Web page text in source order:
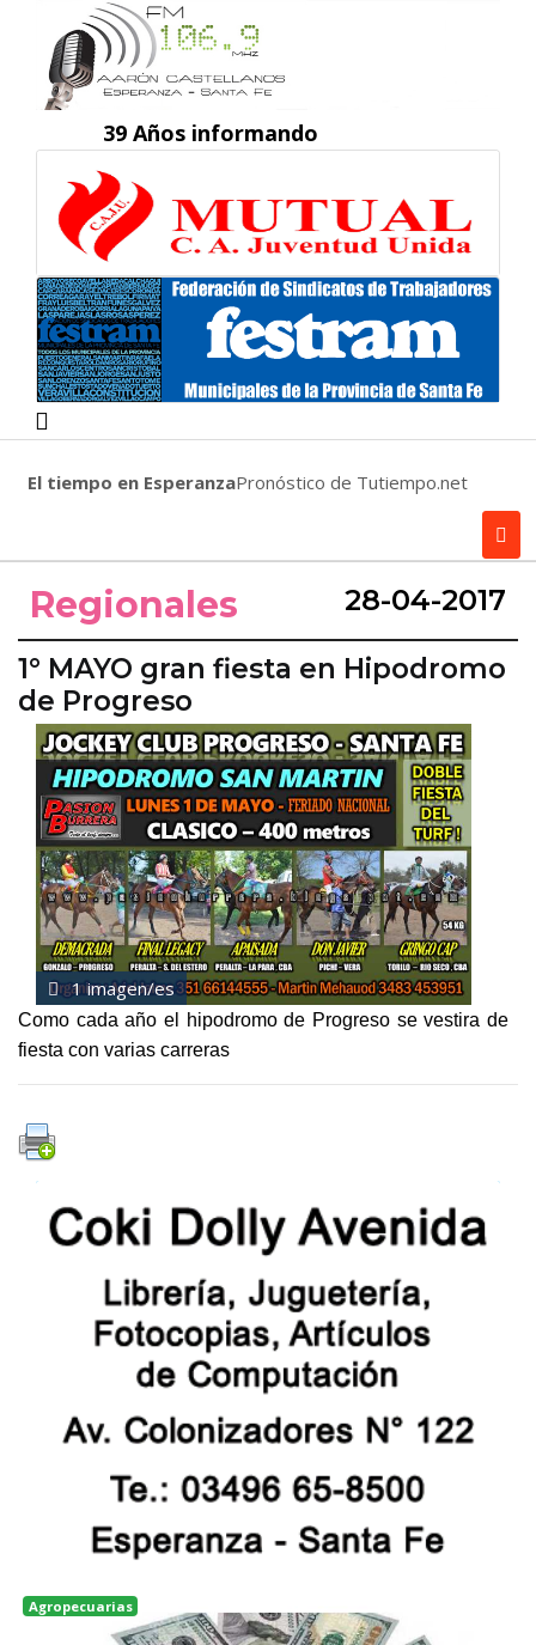
39 Años informando
El tiempo en EsperanzaPronóstico de Tutiempo.net
Regionales 28-04-2017
1° MAYO gran fiesta en Hipodromo
de Progreso
1 imagen/es
Como cada año el hipodromo de Progreso se vestira de
fiesta con varias carreras
Agropecuarias